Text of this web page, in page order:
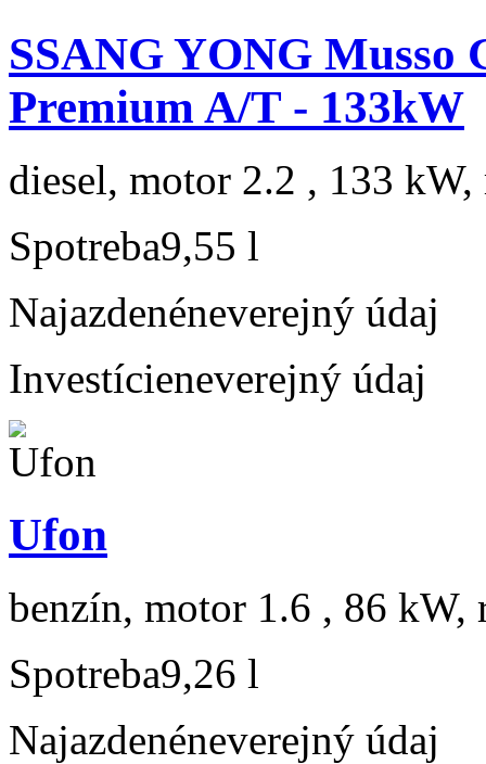
SSANG YONG Musso
Premium A/T - 133kW
diesel, motor 2.2 , 133 kW,
Spotreba9,55 l
Najazdenéneverejný údaj
Investícieneverejný údaj
Ufon
benzín, motor 1.6 , 86 kW,
Spotreba9,26 l
Najazdenéneverejný údaj